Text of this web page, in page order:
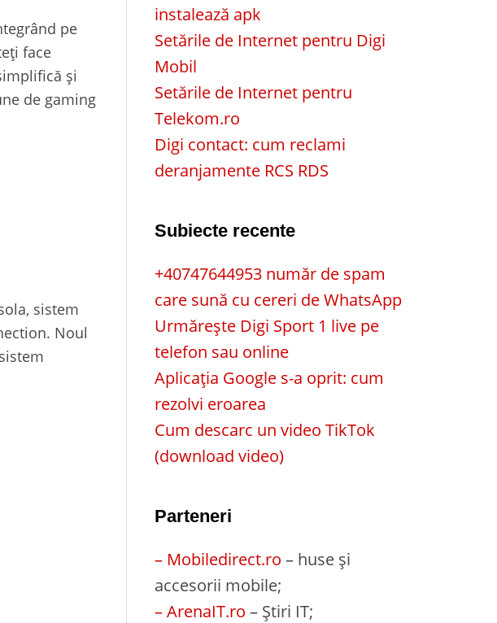
pe
face
și
de gaming
sistem
Noul
instalează apk
Setările de Internet pentru Digi
Mobil
Setările de Internet pentru
Telekom.ro
Digi contact: cum reclami
deranjamente RCS RDS
Subiecte recente
+40747644953 număr de spam
care sună cu cereri de WhatsApp
Urmărește Digi Sport 1 live pe
telefon sau online
Aplicația Google s-a oprit: cum
rezolvi eroarea
Cum descarc un video TikTok
(download video)
Parteneri
– Mobiledirect.ro – huse și
accesorii mobile;
– ArenaIT.ro – Știri IT;